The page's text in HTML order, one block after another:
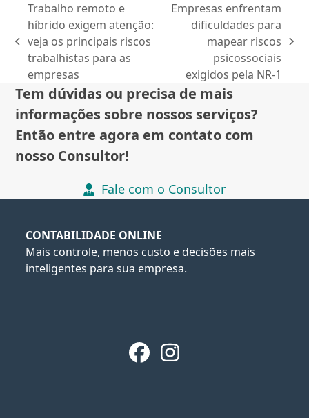
previous
post:
Trabalho remoto e
híbrido exigem atenção:
veja os principais riscos
trabalhistas para as
empresas
Empresas enfrentam
dificuldades para
mapear riscos
psicossociais
exigidos pela NR-1
Tem dúvidas ou precisa de mais
informações sobre nossos serviços?
Então entre agora em contato com
nosso Consultor!
Fale com o Consultor
CONTABILIDADE ONLINE
Mais controle, menos custo e decisões mais
inteligentes para sua empresa.
Facebook
Instagram